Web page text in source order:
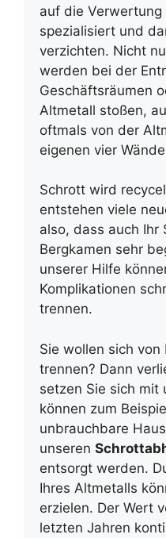
auf die
spezialisiert und
verzichten. Nicht
werden bei der
Geschäftsräumen
Altmetall stoßen,
oftmals von der
eigenen vier
Schrott wird
entstehen viele
also, dass auch Ihr
Bergkamen sehr
unserer Hilfe
Komplikationen
trennen.
Sie wollen sich von
trennen? Dann
setzen Sie sich mit
können zum
unbrauchbare
unseren
entsorgt werden.
Ihres Altmetalls
erzielen. Der Wert
letzten Jahren